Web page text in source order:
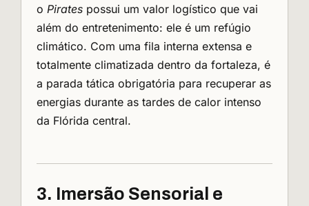
o Pirates possui um valor logístico que vai
além do entretenimento: ele é um refúgio
climático. Com uma fila interna extensa e
totalmente climatizada dentro da fortaleza, é
a parada tática obrigatória para recuperar as
energias durante as tardes de calor intenso
da Flórida central.
3. Imersão Sensorial e